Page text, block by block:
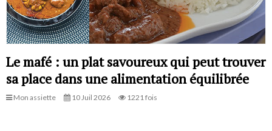
Le mafé : un plat savoureux qui peut trouver
sa place dans une alimentation équilibrée
Mon assiette 10 Juil 2026 1221 fois